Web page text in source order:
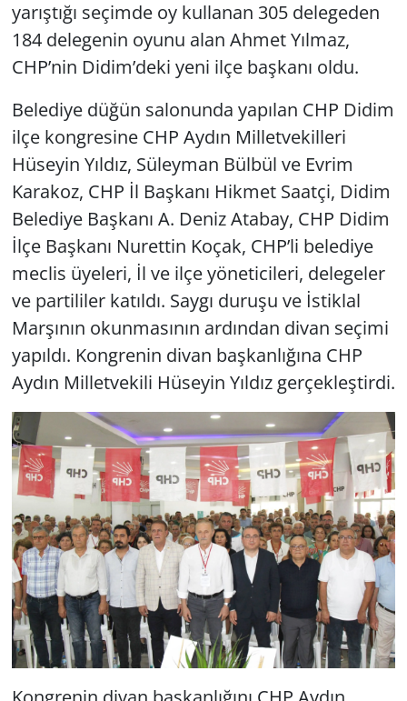
yarıştığı seçimde oy kullanan 305 delegeden
184 delegenin oyunu alan Ahmet Yılmaz,
CHP’nin Didim’deki yeni ilçe başkanı oldu.
Belediye düğün salonunda yapılan CHP Didim
ilçe kongresine CHP Aydın Milletvekilleri
Hüseyin Yıldız, Süleyman Bülbül ve Evrim
Karakoz, CHP İl Başkanı Hikmet Saatçi, Didim
Belediye Başkanı A. Deniz Atabay, CHP Didim
İlçe Başkanı Nurettin Koçak, CHP’li belediye
meclis üyeleri, İl ve ilçe yöneticileri, delegeler
ve partililer katıldı. Saygı duruşu ve İstiklal
Marşının okunmasının ardından divan seçimi
yapıldı. Kongrenin divan başkanlığına CHP
Aydın Milletvekili Hüseyin Yıldız gerçekleştirdi.
RESMİ İLANLAR
SAĞLIK
SİYASET
SPOR
Yerel